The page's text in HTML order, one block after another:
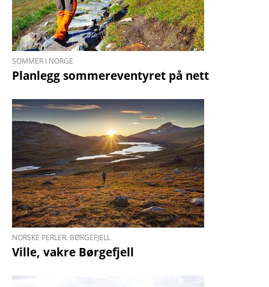
SOMMER I NORGE
Planlegg sommer­eventyret på nett
NORSKE PERLER: BØRGEFJELL
Ville, vakre Børgefjell